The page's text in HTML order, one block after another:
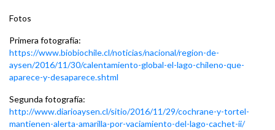
Fotos
Primera fotografía:
https://www.biobiochile.cl/noticias/nacional/region-de-
aysen/2016/11/30/calentamiento-global-el-lago-chileno-que-
aparece-y-desaparece.shtml
Segunda fotografía:
http://www.diarioaysen.cl/sitio/2016/11/29/cochrane-y-tortel-
mantienen-alerta-amarilla-por-vaciamiento-del-lago-cachet-ii/